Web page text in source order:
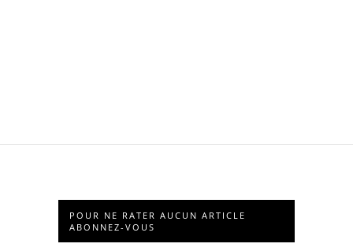
POUR NE RATER AUCUN ARTICLE
ABONNEZ-VOUS